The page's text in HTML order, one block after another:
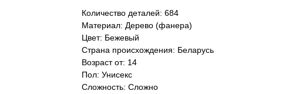
Количество деталей: 684
Материал: Дерево (фанера)
Цвет: Бежевый
Страна происхождения: Беларусь
Возраст от: 14
Пол: Унисекс
Сложность: Сложно